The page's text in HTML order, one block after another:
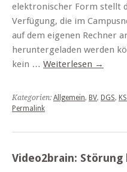
elektronischer Form stellt
Verfügung, die im
auf dem eigenen Rechner
heruntergeladen werden
kein … Weiterlesen →
Kategorien: Allgemein, BV, DGS,
Permalink
Video2brain: Störung